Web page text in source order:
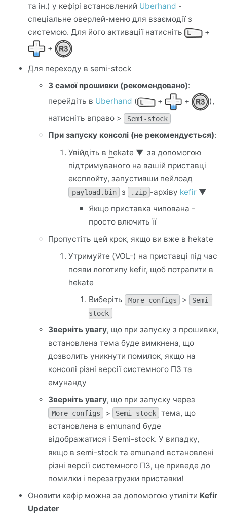
та ін.) у кефірі встановлений Uberhand -
спеціальне оверлей-меню для взаємодії з
системою. Для його активації натисніть
+
+
Для переходу в semi-stock
З самої прошивки (рекомендовано):
перейдіть в Uberhand ( + +
),
натисніть вправо >
Semi-stock
При запуску консолі (не рекомендується):
Увійдіть в hekate ▼ за допомогою
підтримуваного на вашій приставці
експлойту, запустивши пейлоад
payload.bin з .zip -архіву kefir ▼
Якщо приставка чипована -
просто влючить її
Пропустіть цей крок, якщо ви вже в hekate
Утримуйте (VOL-) на приставці під час
появи логотипу kefir, щоб потрапити в
hekate
Виберіть
More-configs >
Semi-
stock
Зверніть увагу, що при запуску з прошивки,
встановлена тема буде вимкнена, що
дозволить уникнути помилок, якщо на
консолі різні версії системного ПЗ та
емунанду
Зверніть увагу, що при запуску через
More-configs > Semi-stock
тема, що
встановлена в emunand буде
відображатися і Semi-stock. У випадку,
якщо в semi-stock та emunand встановлені
різні версії системного ПЗ, це приведе до
помилки і перезагрузки приставки!
Оновити кефір можна за допомогою утиліти Kefir
Updater